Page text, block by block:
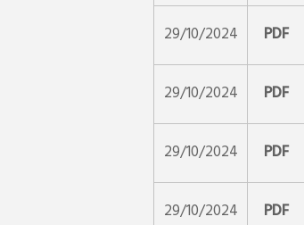
29/10/2024 PDF
29/10/2024 PDF
29/10/2024 PDF
29/10/2024 PDF